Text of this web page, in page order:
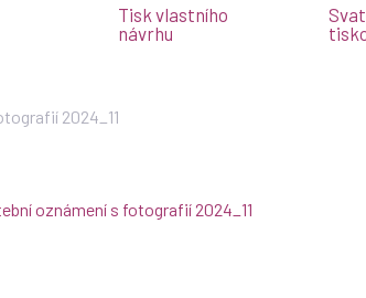
Tisk vlastního
návrhu
2024_11